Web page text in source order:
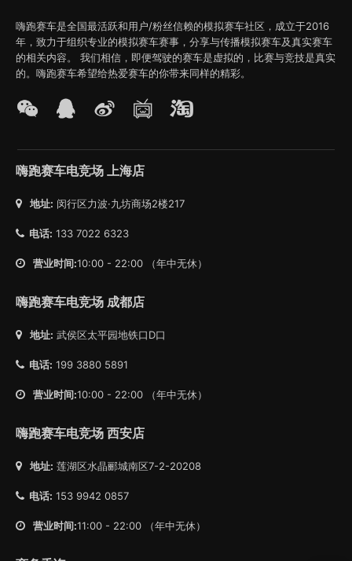
嗨跑赛车是全国最活跃和用户/粉丝信赖的模拟赛车社区，成立于2016
年，致力于组织专业的模拟赛车赛事，分享与传播模拟赛车及真实赛车
的相关内容。 我们相信，即便驾驶的赛车是虚拟的，比赛与竞技是真实
的。嗨跑赛车希望给热爱赛车的你带来同样的精彩。
嗨跑赛车电竞场 上海店
地址: 闵行区力波·九坊商场2楼217
电话: 133 7022 6323
营业时间:10:00 - 22:00 （年中无休）
嗨跑赛车电竞场 成都店
地址: 武侯区太平园地铁口D口
电话: 199 3880 5891
营业时间:10:00 - 22:00 （年中无休）
嗨跑赛车电竞场 西安店
地址: 莲湖区水晶郦城南区7-2-20208
电话: 153 9942 0857
营业时间:11:00 - 22:00 （年中无休）